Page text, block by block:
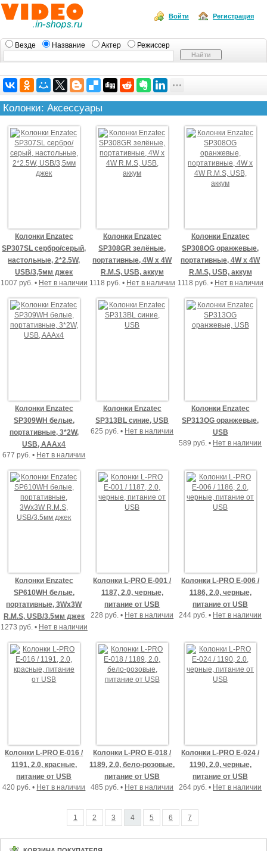
Регистрация
Войти
Везде Название Актер Режиссер
Колонки: Аксессуары
Колонки Enzatec
SP307SL сербро/серый,
настольные, 2*2.5W,
USB/3,5мм джек
1007 руб. • Нет в наличии
Колонки Enzatec
SP308GR зелёные,
портативные, 4W x 4W
R.M.S, USB, аккум
1118 руб. • Нет в наличии
Колонки Enzatec
SP308OG оранжевые,
портативные, 4W x 4W
R.M.S, USB, аккум
1118 руб. • Нет в наличии
Колонки Enzatec
SP309WH белые,
портативные, 3*2W,
USB, AAAx4
677 руб. • Нет в наличии
Колонки Enzatec
SP313BL синие, USB
625 руб. • Нет в наличии
Колонки Enzatec
SP313OG оранжевые,
USB
589 руб. • Нет в наличии
Колонки Enzatec
SP610WH белые,
портативные, 3Wx3W
R.M.S, USB/3.5мм джек
1273 руб. • Нет в наличии
Колонки L-PRO E-001 /
1187, 2.0, черные,
питание от USB
228 руб. • Нет в наличии
Колонки L-PRO E-006 /
1186, 2.0, черные,
питание от USB
244 руб. • Нет в наличии
Колонки L-PRO E-016 /
1191, 2.0, красные,
питание от USB
420 руб. • Нет в наличии
Колонки L-PRO E-018 /
1189, 2.0, бело-розовые,
питание от USB
485 руб. • Нет в наличии
Колонки L-PRO E-024 /
1190, 2.0, черные,
питание от USB
264 руб. • Нет в наличии
1 2 3 4 5 6 7